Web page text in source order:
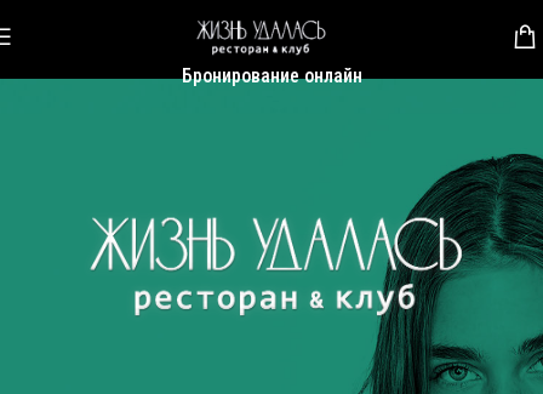
Бронирование онлайн